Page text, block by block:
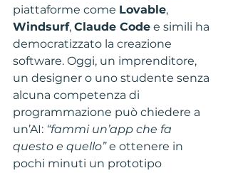
piattaforme come Lovable,
Windsurf, Claude Code e simili ha
democratizzato la creazione
software. Oggi, un imprenditore,
un designer o uno studente senza
alcuna competenza di
programmazione può chiedere a
un’AI: “fammi un’app che fa
questo e quello” e ottenere in
pochi minuti un prototipo